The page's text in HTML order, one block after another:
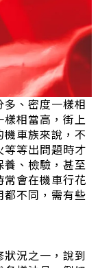
、密度一樣相
相當高，街上
車族來說，不
等等出問題時才
養、檢驗，甚至
常會在機車行花
不同，需有些
況之一，說到